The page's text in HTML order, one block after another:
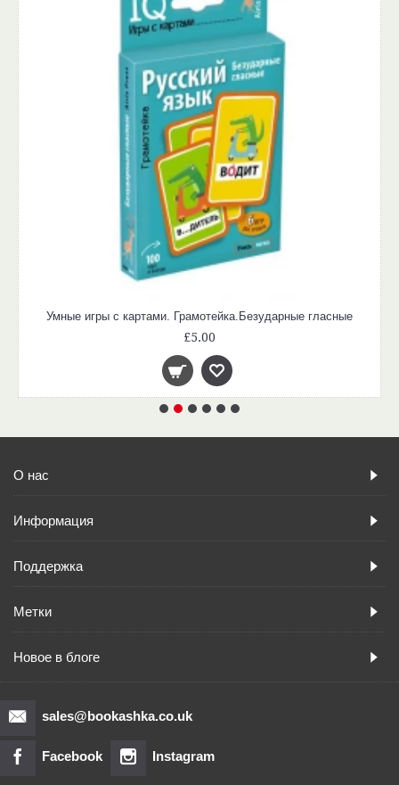
Умные игры с картами. Грамотейка.Безударные гласные
£5.00
О нас
Информация
Поддержка
Метки
Новое в блоге
sales@bookashka.co.uk
Facebook Instagram